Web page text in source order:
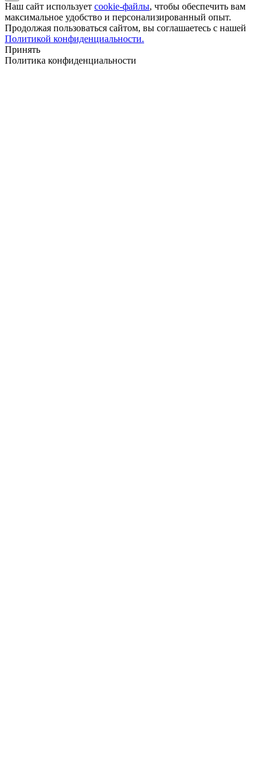
Наш сайт использует cookie-файлы, чтобы обеспечить вам
максимальное удобство и персонализированный опыт.
Продолжая пользоваться сайтом, вы соглашаетесь с нашей
Политикой конфиденциальности.
Принять
Политика конфиденциальности